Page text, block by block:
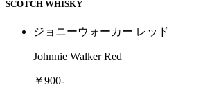
SCOTCH WHISKY
ジョニーウォーカー レッド
Johnnie Walker Red
￥900-